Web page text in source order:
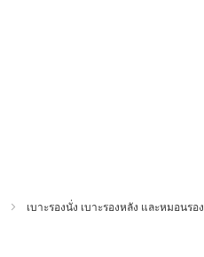
เบาะรองนั่ง เบาะรองหลัง และหมอนร